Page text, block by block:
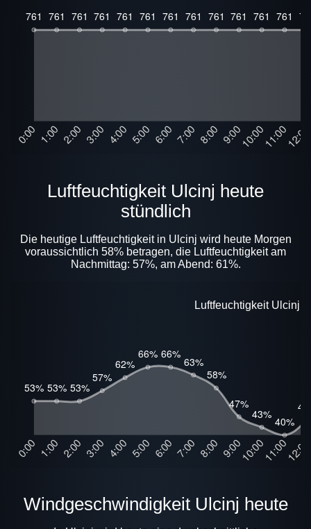
Luftfeuchtigkeit Ulcinj heute
stündlich
Die heutige Luftfeuchtigkeit in Ulcinj wird heute Morgen
voraussichtlich 58% betragen, die Luftfeuchtigkeit am
Nachmittag: 57%, am Abend: 61%.
Luftfeuchtigkeit Ulcinj
Windgeschwindigkeit Ulcinj heute